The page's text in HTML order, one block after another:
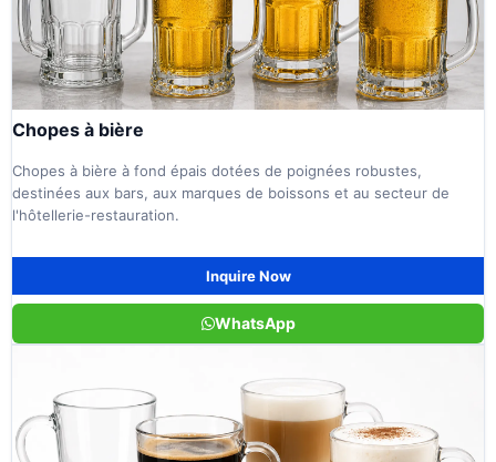
Chopes à bière
Chopes à bière à fond épais dotées de poignées robustes,
destinées aux bars, aux marques de boissons et au secteur de
l'hôtellerie-restauration.
Inquire Now
WhatsApp